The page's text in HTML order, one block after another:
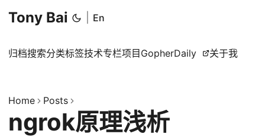
Tony Bai En
归档搜索分类标签技术专栏项目 GopherDaily 关于我
Home Posts
ngrok原理浅析